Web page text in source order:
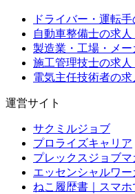
ドライバー・運転
自動車整備士の求人
製造業・工場・メ
施工管理技士の求人
電気主任技術者の求
運営サイト
サクミルジョブ
プロライズキャリア
プレックスジョブマ
エッセンシャルワ
ねこ履歴書｜スマ